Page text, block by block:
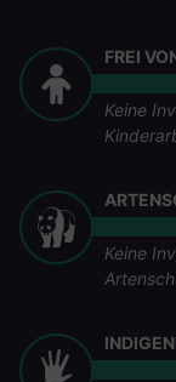
FREI
Keine
Keine